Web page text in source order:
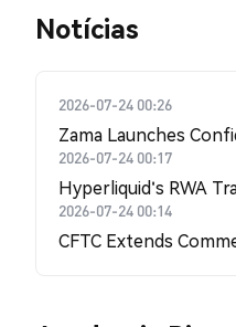
​​Notícias​​
2026-07-24 00:26
Zama Launches
2026-07-24 00:17
Hyperliquid's RWA
2026-07-24 00:14
CFTC Extends